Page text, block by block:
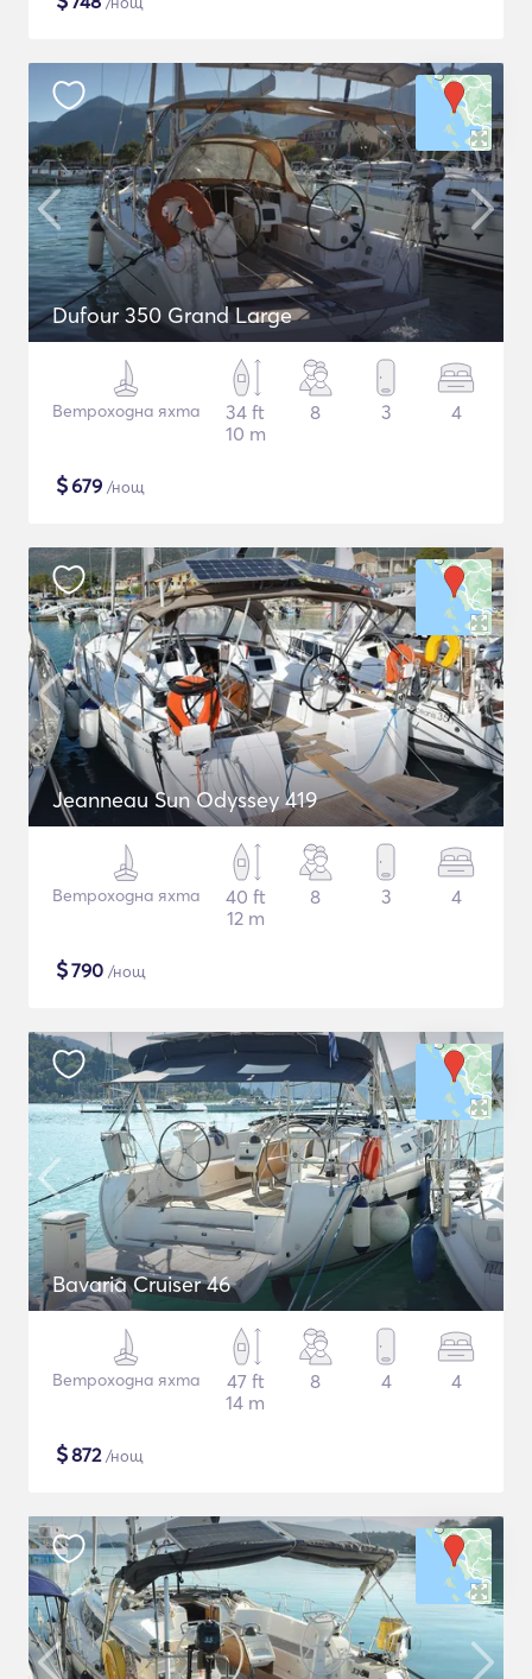
Dufour 350 Grand Large
Ветроходна яхта
34 ft
10 m
8 3 4
$679 /нощ
Jeanneau Sun Odyssey 419
Ветроходна яхта
40 ft
12 m
8 3 4
$790 /нощ
Bavaria Cruiser 46
Ветроходна яхта
47 ft
14 m
8 4 4
$872/нощ